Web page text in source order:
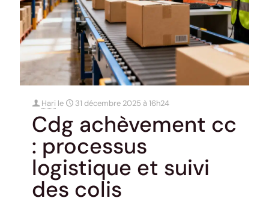
Hari le 31 décembre 2025 à 16h24
Cdg achèvement cc
: processus
logistique et suivi
des colis